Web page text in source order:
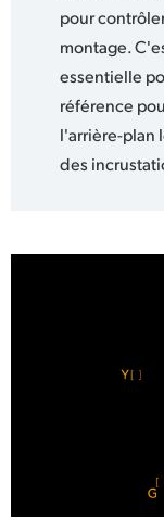
pour
montage.
essentielle
référence
l'arrière-plan
des